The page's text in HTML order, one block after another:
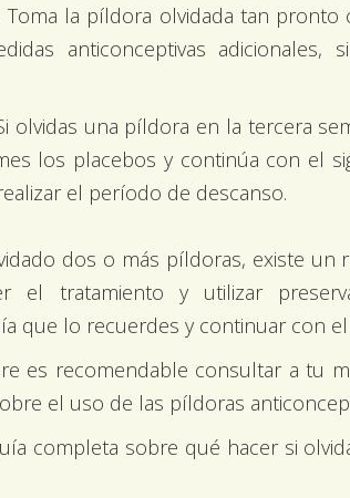
Toma la píldora olvidada tan
anticonceptivas
olvidas una píldora en la tercera
los placebos y continúa con el
el período de descanso.
dos o más píldoras, existe un
el tratamiento y utilizar
que lo recuerdes y continuar con
es recomendable consultar a tu
el uso de las píldoras
completa sobre qué hacer si